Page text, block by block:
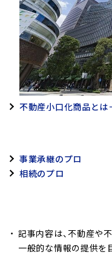
不動産小口化商品とは
事業承継のプロ
相続のプロ
記事内容は、不動産や
一般的な情報の提供を